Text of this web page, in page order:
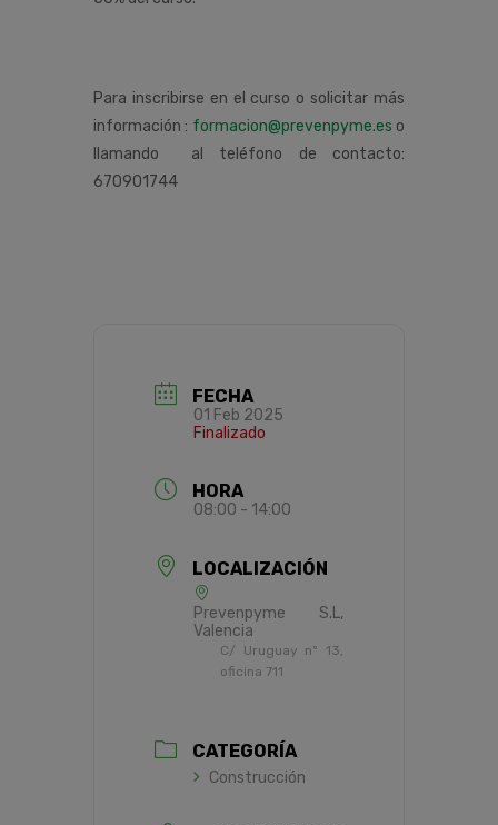
Para inscribirse en el curso o solicitar más
información : formacion@prevenpyme.es o
llamando al teléfono de contacto:
670901744
FECHA
01 Feb 2025
Finalizado
HORA
08:00 - 14:00
LOCALIZACIÓN
Prevenpyme S.L,
Valencia
C/ Uruguay nº 13,
oficina 711
CATEGORÍA
Construcción